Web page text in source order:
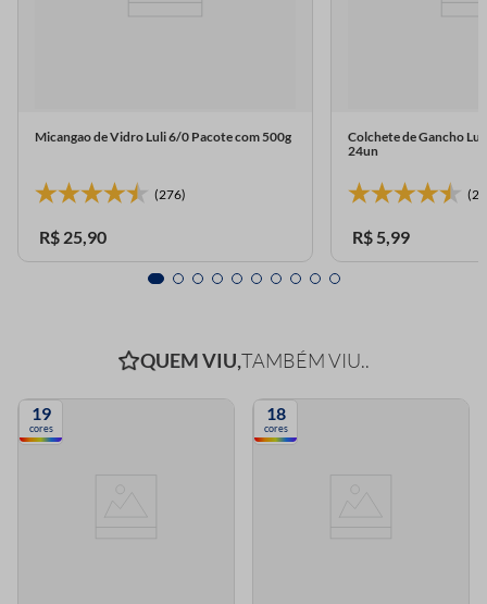
Micangao de Vidro Luli 6/0 Pacote com 500g
(276)
R$ 25,90
Colchete de Gancho
24un
R$ 5,99
QUEM VIU,TAMBÉM VIU..
19
cores
18
cores